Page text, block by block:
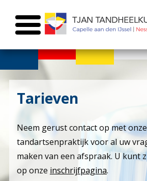
Tarieven
Neem gerust contact op met onze
tandartsenpraktijk voor al uw
maken van een afspraak. U kunt
op onze inschrijfpagina.